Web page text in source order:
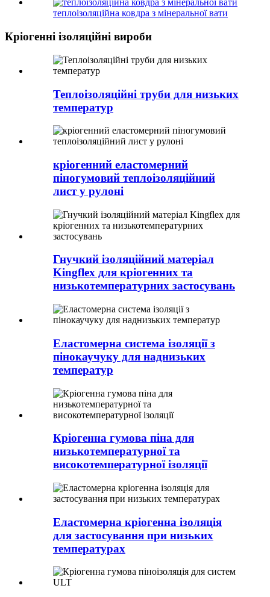
теплоізоляційна ковдра з мінеральної вати
Кріогенні ізоляційні вироби
Теплоізоляційні труби для низьких
температур
кріогенний еластомерний
піногумовий теплоізоляційний
лист у рулоні
Гнучкий ізоляційний матеріал
Kingflex для кріогенних та
низькотемпературних застосувань
Еластомерна система ізоляції з
пінокаучуку для наднизьких
температур
Кріогенна гумова піна для
низькотемпературної та
високотемпературної ізоляції
Еластомерна кріогенна ізоляція
для застосування при низьких
температурах